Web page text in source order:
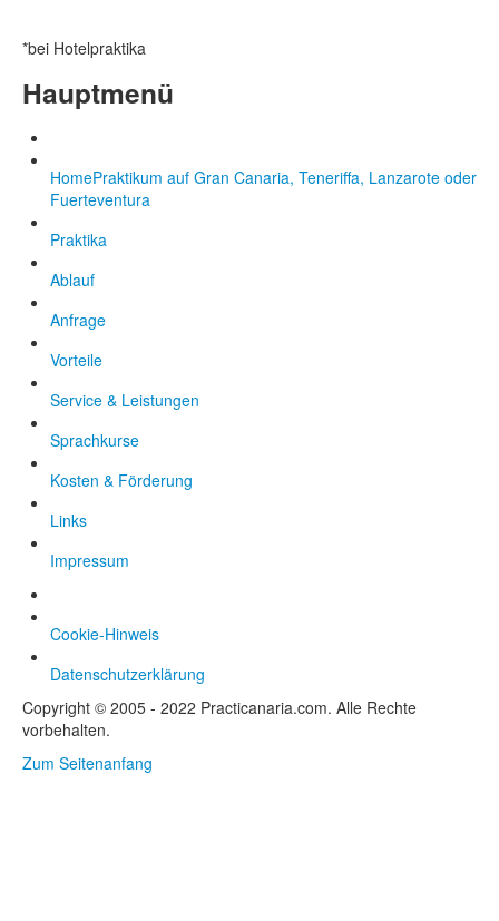
*bei Hotelpraktika
Hauptmenü
HomePraktikum auf Gran Canaria, Teneriffa, Lanzarote oder
Fuerteventura
Praktika
Ablauf
Anfrage
Vorteile
Service & Leistungen
Sprachkurse
Kosten & Förderung
Links
Impressum
Cookie-Hinweis
Datenschutzerklärung
Copyright © 2005 - 2022 Practicanaria.com. Alle Rechte
vorbehalten.
Zum Seitenanfang